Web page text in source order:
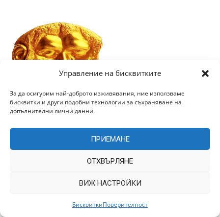
Управление на бисквитките
За да осигурим най-доброто изживявания, ние използваме
бисквитки и други подобни технологии за съхраняване на
допълнителни лични данни.
ПРИЕМАНЕ
ОТХВЪРЛЯНЕ
ВИЖ НАСТРОЙКИ
БисквиткиПоверителност